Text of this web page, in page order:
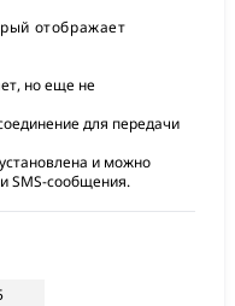
отображает
но еще не
для передачи
и можно
SMS-сообщения.